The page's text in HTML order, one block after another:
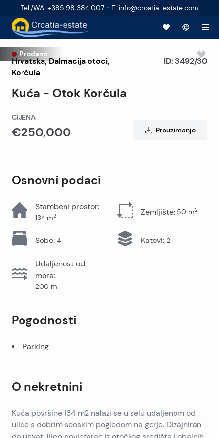
Tel./WA: +385 98 384 007 · E: info@croatia-estate.com
Prodano
Hrvatska,Dalmacija otoci,
Korčula
Kuća - Otok Korčula
ID: 3492/30
CIJENA
€250,000 Preuzimanje
Osnovni podaci
Stambeni prostor:
134 m2 Zemljište: 50 m2
Sobe: 4 Katovi: 2
Udaljenost od
mora:
200 m
Pogodnosti
Parking
O nekretnini
Kuća površine 134 m2 nalazi se u selu udaljenom od
ulice s dobrim seoskim pogledom na gorje. Dizajniran